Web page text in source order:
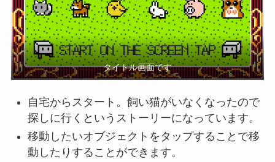
タイトル画面です
自宅からスタート。飼い猫がいなくなったので
探しに行くというストーリーになっています。
移動したいオブジェクトをタップすることで移
動したりすることができます。